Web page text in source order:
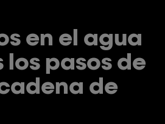
en el agua
los pasos de
de